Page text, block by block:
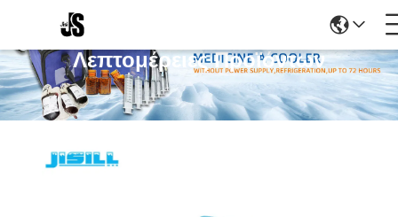
Λεπτομέρειες Προϊόντων